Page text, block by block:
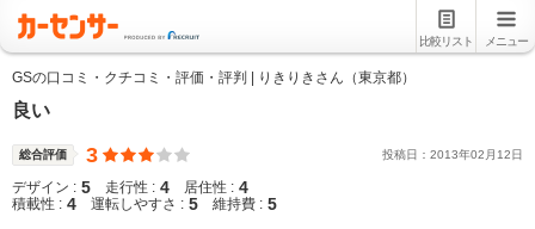
比較リスト メニュー
GSの口コミ・クチコミ・評価・評判 | りきりきさん（東京都）
良い
総合評価 3 投稿日： 2013年02 月 12日
デザイン : 5 走行性 : 4 居住性 : 4
積載性 : 4 運転しやすさ : 5 維持費 : 5